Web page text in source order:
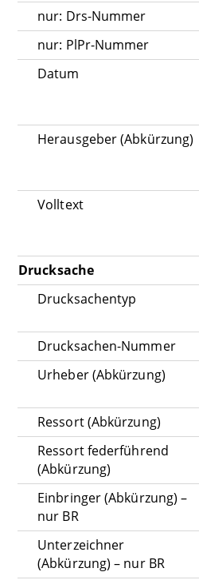
nur: Drs-Nummer
nur: PlPr-Nummer
Datum
Herausgeber (Abkürzung)
Volltext
Drucksache
Drucksachentyp
Drucksachen-Nummer
Urheber (Abkürzung)
Ressort (Abkürzung)
Ressort federführend
(Abkürzung)
Einbringer (Abkürzung) –
nur BR
Unterzeichner
(Abkürzung) – nur BR